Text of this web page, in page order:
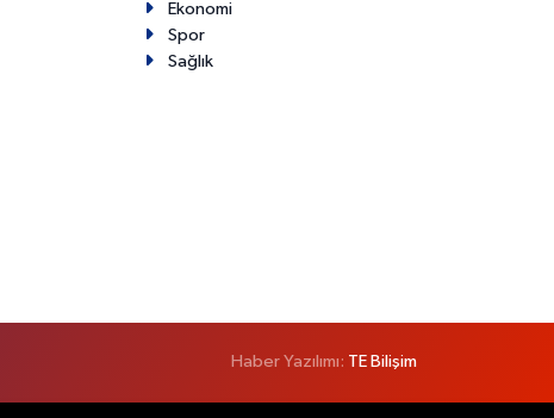
Ekonomi
Spor
Sağlık
Haber Yazılımı: TE Bilişim